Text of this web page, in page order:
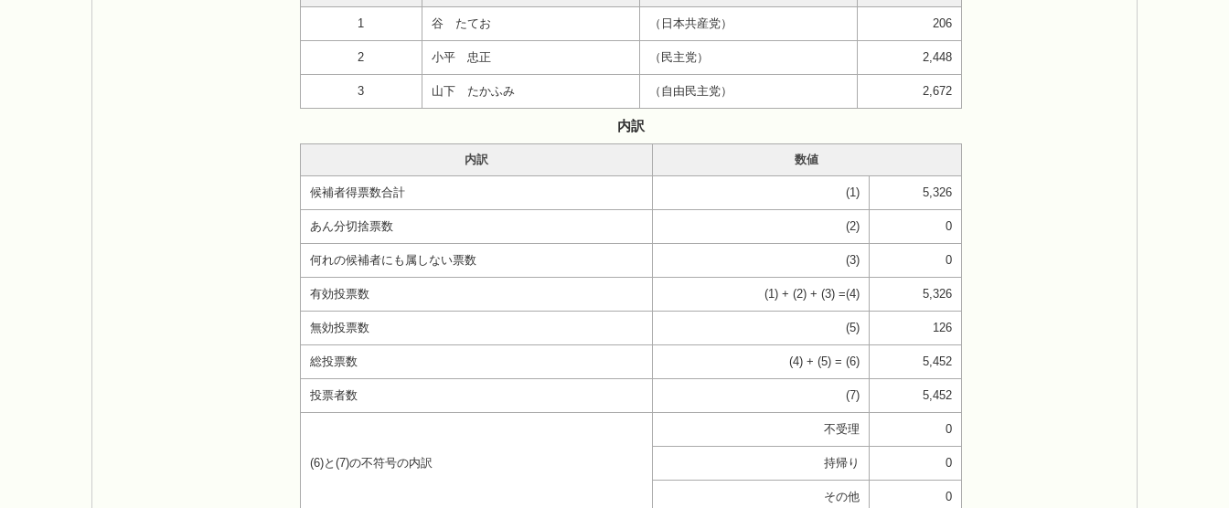
1 谷 たてお （日本共産党） 206
2 小平 忠正 （民主党） 2,448
3 山下 たかふみ （自由民主党） 2,672
内訳
内訳 数値
候補者得票数合計 (1) 5,326
あん分切捨票数 (2) 0
何れの候補者にも属しない票数 (3) 0
有効投票数 (1) + (2) + (3) =(4) 5,326
無効投票数 (5) 126
総投票数 (4) + (5) = (6) 5,452
投票者数 (7) 5,452
(6)と(7)の不符号の内訳
不受理 0
持帰り 0
その他 0